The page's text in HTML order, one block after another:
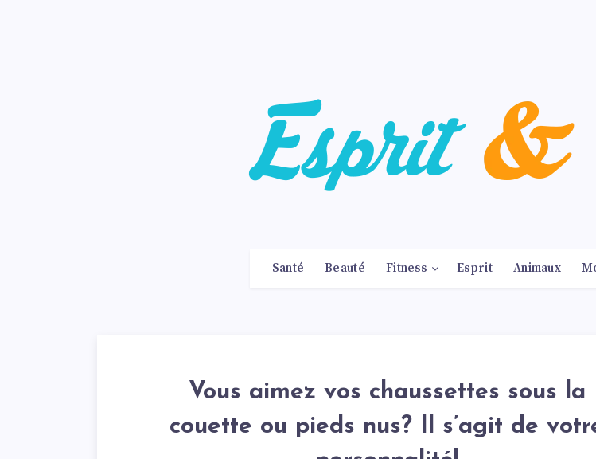
Santé Beauté Fitness Esprit Animaux
Vous aimez vos chaussettes sous la
couette ou pieds nus? Il s’agit de